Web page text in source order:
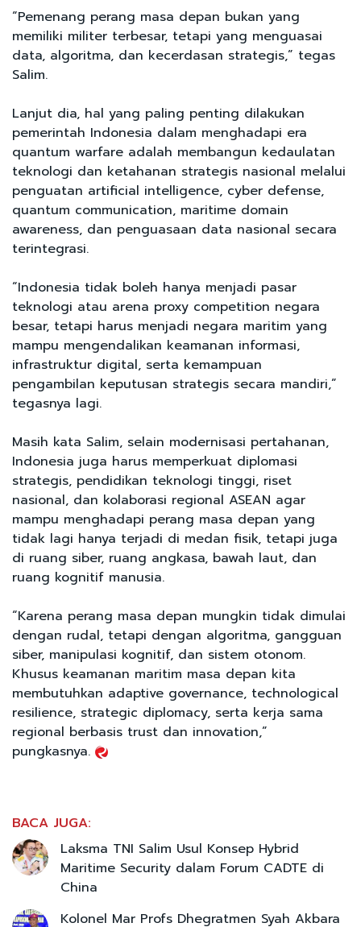
“Pemenang perang masa depan bukan yang
memiliki militer terbesar, tetapi yang menguasai
data, algoritma, dan kecerdasan strategis,” tegas
Salim.
Lanjut dia, hal yang paling penting dilakukan
pemerintah Indonesia dalam menghadapi era
quantum warfare adalah membangun kedaulatan
teknologi dan ketahanan strategis nasional melalui
penguatan artificial intelligence, cyber defense,
quantum communication, maritime domain
awareness, dan penguasaan data nasional secara
terintegrasi.
“Indonesia tidak boleh hanya menjadi pasar
teknologi atau arena proxy competition negara
besar, tetapi harus menjadi negara maritim yang
mampu mengendalikan keamanan informasi,
infrastruktur digital, serta kemampuan
pengambilan keputusan strategis secara mandiri,”
tegasnya lagi.
Masih kata Salim, selain modernisasi pertahanan,
Indonesia juga harus memperkuat diplomasi
strategis, pendidikan teknologi tinggi, riset
nasional, dan kolaborasi regional ASEAN agar
mampu menghadapi perang masa depan yang
tidak lagi hanya terjadi di medan fisik, tetapi juga
di ruang siber, ruang angkasa, bawah laut, dan
ruang kognitif manusia.
“Karena perang masa depan mungkin tidak dimulai
dengan rudal, tetapi dengan algoritma, gangguan
siber, manipulasi kognitif, dan sistem otonom.
Khusus keamanan maritim masa depan kita
membutuhkan adaptive governance, technological
resilience, strategic diplomacy, serta kerja sama
regional berbasis trust dan innovation,”
pungkasnya.
BACA JUGA:
Laksma TNI Salim Usul Konsep Hybrid
Maritime Security dalam Forum CADTE di
China
Kolonel Mar Profs Dhegratmen Syah Akbara